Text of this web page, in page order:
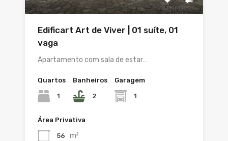
Edificart Art de Viver | 01 suíte, 01
vaga
Apartamento com sala de estar…
Quartos
1
Banheiros
2
Garagem
1
Área Privativa
56 m²